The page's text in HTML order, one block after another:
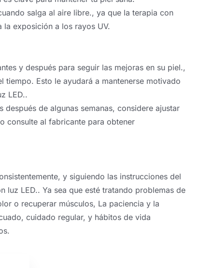
salga al aire libre., ya que la terapia con
la exposición a los rayos UV.
y después para seguir las mejoras en su piel.,
Esto le ayudará a mantenerse motivado
LED..
después de algunas semanas, considere ajustar
consulte al fabricante para obtener
y siguiendo las instrucciones del
luz LED.. Ya sea que esté tratando problemas de
o recuperar músculos, La paciencia y la
cuidado regular, y hábitos de vida